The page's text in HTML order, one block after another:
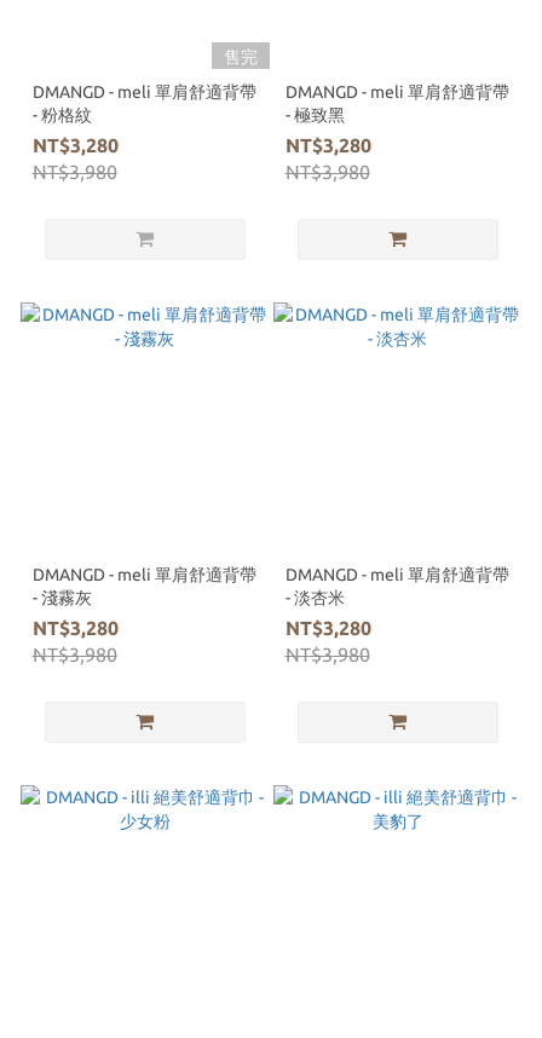
售完
DMANGD - meli 單肩舒適背帶
- 粉格紋
NT$3,280
NT$3,980
DMANGD - meli 單肩舒適背帶
- 極致黑
NT$3,280
NT$3,980
DMANGD - meli 單肩舒適背帶
- 淺霧灰
NT$3,280
NT$3,980
DMANGD - meli 單肩舒適背帶
- 淡杏米
NT$3,280
NT$3,980